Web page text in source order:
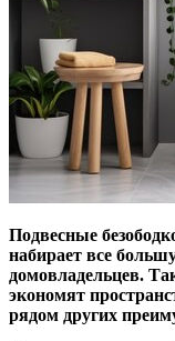
Подвесные
набирает все
домовладельцев.
экономят
рядом других